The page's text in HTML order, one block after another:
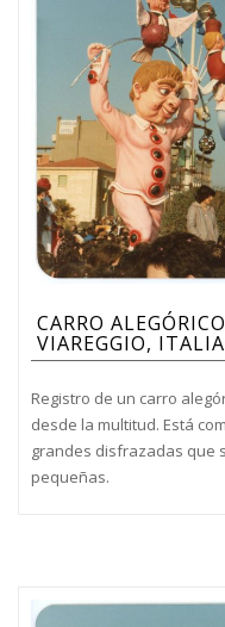
CARRO
VIAREGGIO,
Registro de un carro
desde la multitud. Está
grandes disfrazadas que
pequeñas.